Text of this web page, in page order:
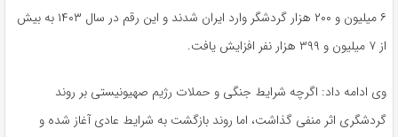
۶ میلیون و ۲۰۰ هزار گردشگر وارد ایران شدند و این رقم در سال ۱۴۰۳ به بیش
از ۷ میلیون و ۳۹۹ هزار نفر افزایش یافت.
وی ادامه داد: اگرچه شرایط جنگی و حملات رژیم صهیونیستی بر روند
گردشگری اثر منفی گذاشت، اما روند بازگشت به شرایط عادی آغاز شده و